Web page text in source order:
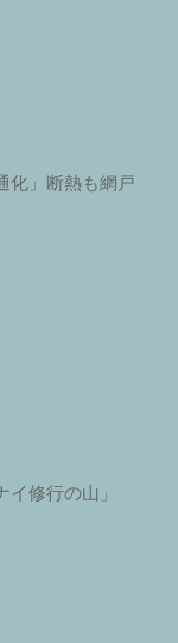
化」断熱も網戸
修行の山」